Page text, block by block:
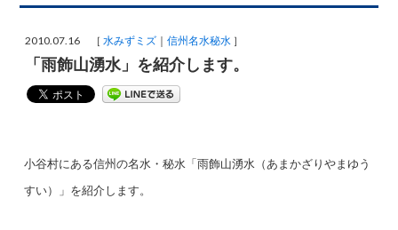
i
2010.07.16 ［水みずミズ 信州名水秘水 ］
「雨飾山湧水」を紹介します。
小谷村にある信州の名水・秘水「雨飾山湧水（あまかざりやまゆう
すい）」を紹介します。